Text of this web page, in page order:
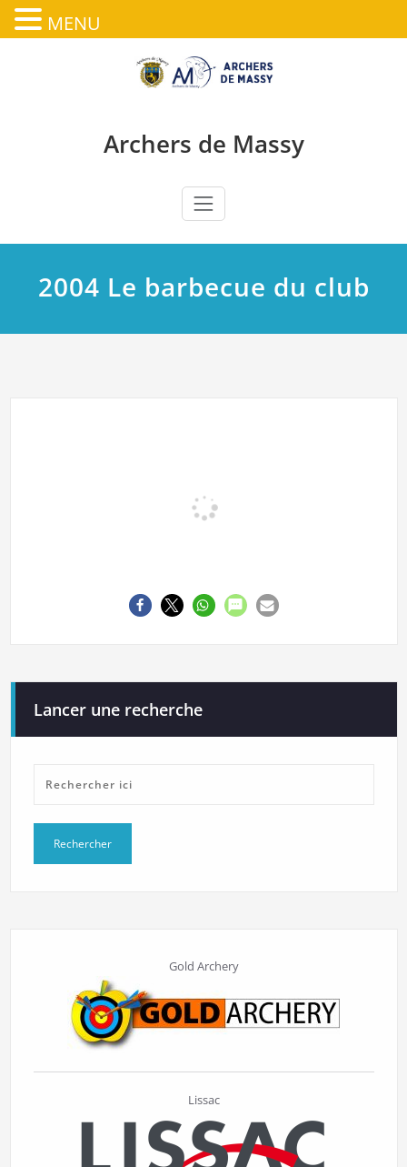
Archers de Massy
2004 Le barbecue du club
Lancer une recherche
Gold Archery
Lissac
MENU